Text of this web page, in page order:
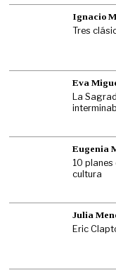
Ignacio
Tres
Eva
La
Eugenia
10 planes
cultura
Julia
Eric